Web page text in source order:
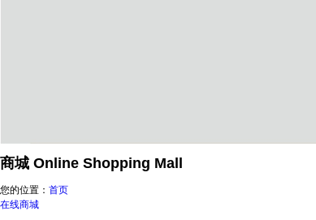
商城 Online Shopping Mall
您的位置： 首页
在线商城